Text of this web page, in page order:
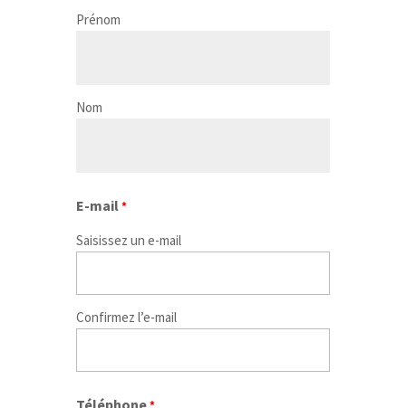
Prénom
Nom
E-mail*
Saisissez un e-mail
Confirmez l’e-mail
Téléphone